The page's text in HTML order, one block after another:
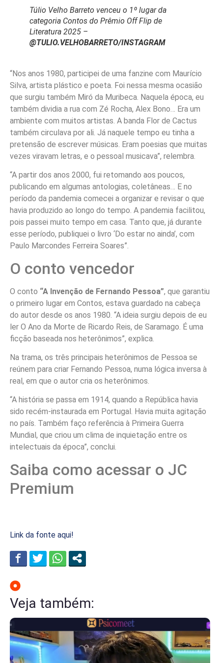
Túlio Velho Barreto venceu o 1º lugar da
categoria Contos do Prêmio Off Flip de
Literatura 2025 –
@TULIO.VELHOBARRETO/INSTAGRAM
“Nos anos 1980, participei de uma fanzine com Maurício
Silva, artista plástico e poeta. Foi nessa mesma ocasião
que surgiu também Miró da Muribeca. Naquela época, eu
também dividia a rua com Zé Rocha, Alex Bono… Era um
ambiente com muitos artistas. A banda Flor de Cactus
também circulava por ali. Já naquele tempo eu tinha a
pretensão de escrever músicas. Eram poesias que muitas
vezes viravam letras, e o pessoal musicava”, relembra.
“A partir dos anos 2000, fui retomando aos poucos,
publicando em algumas antologias, coletâneas… E no
período da pandemia comecei a organizar e revisar o que
havia produzido ao longo do tempo. A pandemia facilitou,
pois passei muito tempo em casa. Tanto que, já durante
esse período, publiquei o livro ‘Do estar no ainda’, com
Paulo Marcondes Ferreira Soares”.
O conto vencedor
O conto “A Invenção de Fernando Pessoa”, que garantiu
o primeiro lugar em Contos, estava guardado na cabeça
do autor desde os anos 1980. “A ideia surgiu depois de eu
ler O Ano da Morte de Ricardo Reis, de Saramago. É uma
ficção baseada nos heterônimos”, explica.
Na trama, os três principais heterônimos de Pessoa se
reúnem para criar Fernando Pessoa, numa lógica inversa à
real, em que o autor cria os heterônimos.
“A história se passa em 1914, quando a República havia
sido recém-instaurada em Portugal. Havia muita agitação
no país. Também faço referência à Primeira Guerra
Mundial, que criou um clima de inquietação entre os
intelectuais da época”, conclui.
Saiba como acessar o JC
Premium
Link da fonte aqui!
Veja também: